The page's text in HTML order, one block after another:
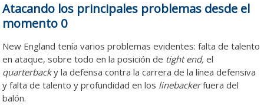
Atacando los principales problemas desde el
momento 0
New England tenía varios problemas evidentes: falta de talento
en ataque, sobre todo en la posición de tight end, el
quarterbacky la defensa contra la carrera de la línea defensiva
y falta de talento y profundidad en los linebackerfuera del
balón.